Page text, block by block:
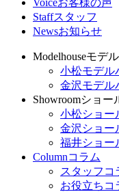
Staffスタッフ
Newsお知らせ
Modelhouseモデ
小松モデル
金沢モデル
Showroomショー
小松ショー
金沢ショー
福井ショー
Columnコラム
スタッフコ
お役立ちコ